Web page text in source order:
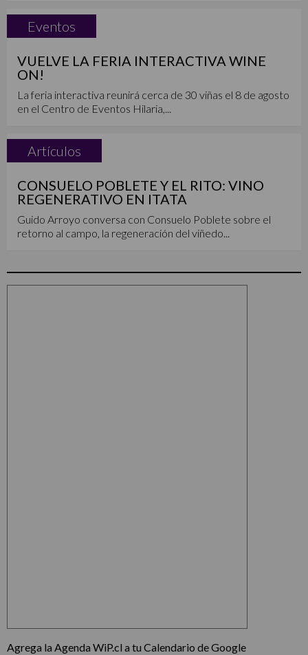
Eventos
VUELVE LA FERIA INTERACTIVA WINE
ON!
La feria interactiva reunirá cerca de 30 viñas el 8 de agosto
en el Centro de Eventos Hilaria,...
Artículos
CONSUELO POBLETE Y EL RITO: VINO
REGENERATIVO EN ITATA
Guido Arroyo conversa con Consuelo Poblete sobre el
retorno al campo, la regeneración del viñedo...
Agrega la Agenda WiP.cl a tu Calendario de Google